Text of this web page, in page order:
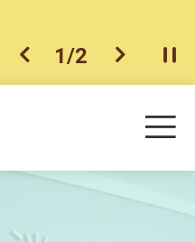
上一個
1/2 下一個開
目